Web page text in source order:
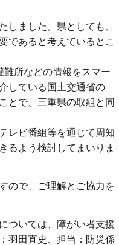
しました。県としても、
であると考えているとこ
所などの情報をスマー
している国土交通省の
とで、三重県の取組と同
レビ番組等を通じて周知
るよう検討してまいりま
ので、ご理解とご協力を
ついては、障がい者支援
羽田直史、担当：防災係